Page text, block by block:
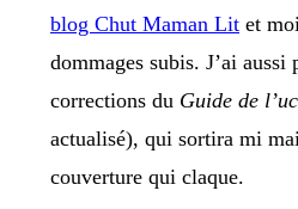
blog Chut Maman Lit et
dommages subis. J’ai aussi
corrections du Guide de
actualisé), qui sortira mi
couverture qui claque.